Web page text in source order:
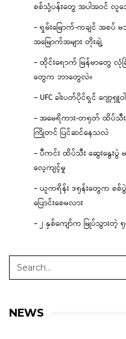
စစ်သုံ့ပန်းတွေ အပါအဝင် လူ
– ရှမ်းမြောက်-ကချင် အစ
အမြောက်အများ တိုးချဲ့
– ထိုင်းရောက် မြန်မာတွေ
တွေက ဘာတွေလဲ။
– UFC ခါးပတ်ပိုင်ရှင် ဂျော့
– အမေရိကား-တရုတ် ထိပ်သီ
ကြိုတင် ပြင်ဆင်နေသလဲ
– ပီကင်း ထိပ်သီး ဆွေးနွေး
လေ့ကျင့်မှု
– ယူကရိန်း ဒရုန်းတွေက
ပြောင်းစေမလား
– ၂ နှစ်ကျော်က မြုပ်သွားတဲ့
NEWS